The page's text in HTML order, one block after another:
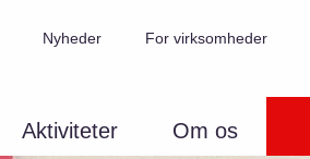
Aktiviteter Om os
Nyheder For virksomheder